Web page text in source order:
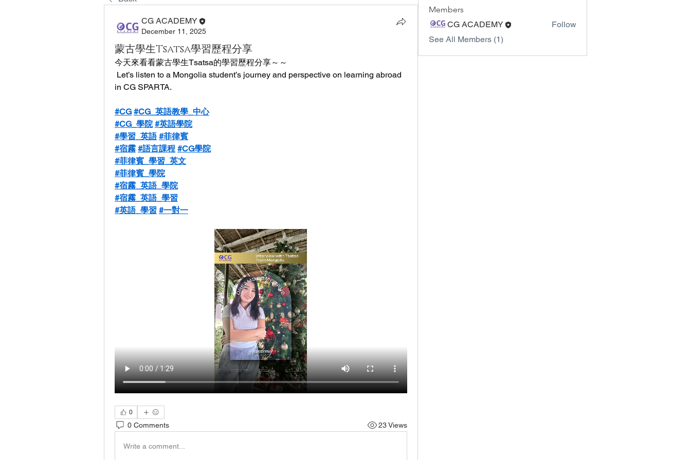
CG ACADEMY
December 11, 2025
蒙古學生Tsatsa學習歷程分享
今天來看看蒙古學生Tsatsa的學習歷程分享～～
Let’s listen to a Mongolia student’s journey and perspective on learning abroad
in CG SPARTA.
#CG #CG_英語教學_中心
#CG_學院 #英語學院
#學習_英語 #菲律賓
#宿霧 #語言課程 #CG學院
#菲律賓_學習_英文
#菲律賓_學院
#宿霧_英語_學院
#宿霧_英語_學習
#英語_學習 #一對一
0
0 Comments 23 Views
Write a comment...
Members
CG ACADEMY
Follow
See All Members (1)